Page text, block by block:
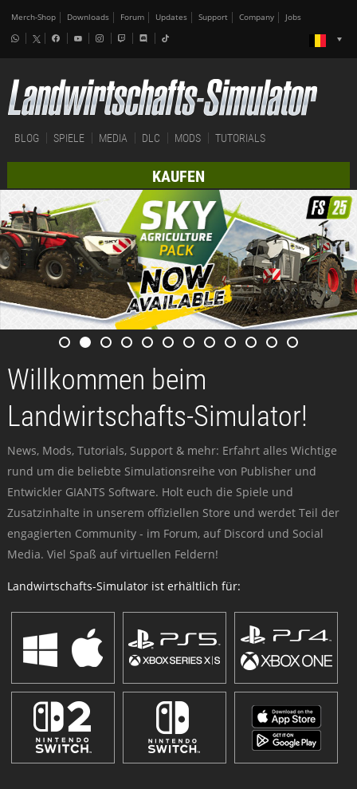
Merch-Shop Downloads Forum Updates Support Company Jobs
BLOG SPIELE MEDIA DLC MODS TUTORIALS
KAUFEN
Willkommen beim
Landwirtschafts-Simulator!
News, Mods, Tutorials, Support & mehr: Erfahrt alles Wichtige
rund um die beliebte Simulationsreihe von Publisher und
Entwickler GIANTS Software. Holt euch die Spiele und
Zusatzinhalte in unserem offiziellen Store und werdet Teil der
engagierten Community - im Forum, auf Discord und Social
Media. Viel Spaß auf virtuellen Feldern!
Landwirtschafts-Simulator ist erhältlich für: